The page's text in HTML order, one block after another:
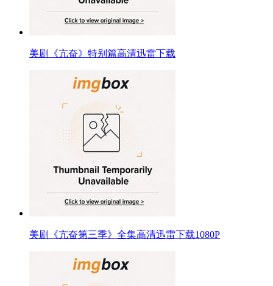
美剧《亢奋》特别篇高清迅雷下载
美剧《亢奋第三季》全集高清迅雷下载1080P